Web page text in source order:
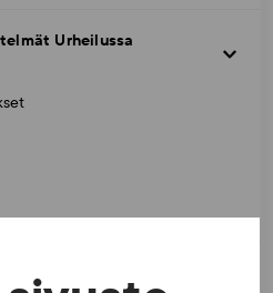
Urheilussa